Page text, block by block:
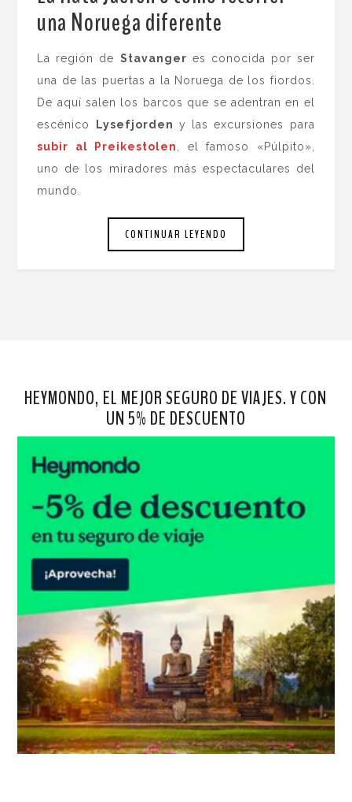
una Noruega diferente
La región de Stavanger es conocida por ser
una de las puertas a la Noruega de los fiordos.
De aquí salen los barcos que se adentran en el
escénico
Lysefjorden y las excursiones para
subir al Preikestolen, el famoso «Púlpito»,
uno de los miradores más espectaculares del
mundo.
CONTINUAR LEYENDO
HEYMONDO, EL MEJOR SEGURO DE VIAJES. Y CON
UN 5% DE DESCUENTO